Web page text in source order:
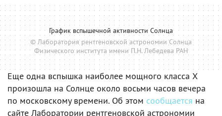
График вспышечной активности Солнца
© Лаборатория рентгеновской астрономии Солнца
Физического института имени П.Н. Лебедева РАН
Еще одна вспышка наиболее мощного класса X
произошла на Солнце около восьми часов вечера
по московскому времени. Об этом сообщается на
сайте Лаборатории рентгеновской астрономии